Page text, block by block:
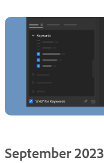
September 2023